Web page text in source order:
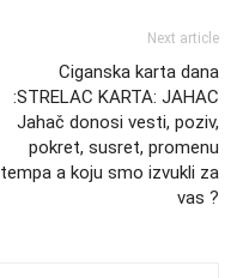
Next article
Ciganska karta dana
:STRELAC KARTA: JAHAC
Jahač donosi vesti, poziv,
pokret, susret, promenu
tempa a koju smo izvukli za
vas ?